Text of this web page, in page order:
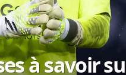
à savoir